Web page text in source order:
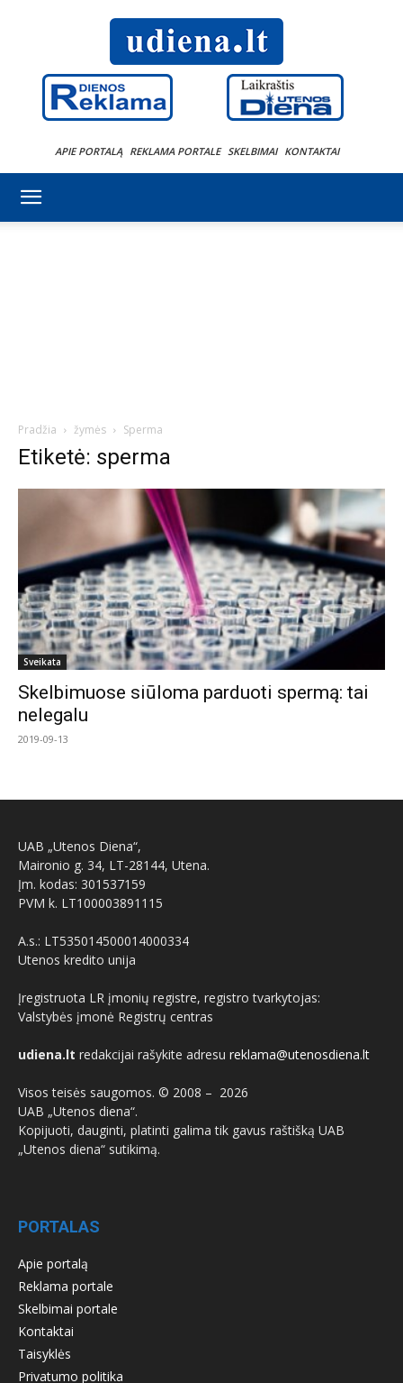
APIE PORTALĄ REKLAMA PORTALE SKELBIMAI KONTAKTAI
Pradžia žymės Sperma
Etiketė: sperma
Sveikata
Skelbimuose siūloma parduoti spermą: tai
nelegalu
2019-09-13
UAB „Utenos Diena“,
Maironio g. 34, LT-28144, Utena.
Įm. kodas: 301537159
PVM k. LT100003891115
A.s.: LT535014500014000334
Utenos kredito unija
Įregistruota LR įmonių registre, registro tvarkytojas:
Valstybės įmonė Registrų centras
udiena.lt redakcijai rašykite adresu reklama@utenosdiena.lt
Visos teisės saugomos. © 2008 – 2026
UAB „Utenos diena“.
Kopijuoti, dauginti, platinti galima tik gavus raštišką UAB
„Utenos diena“ sutikimą.
PORTALAS
Apie portalą
Reklama portale
Skelbimai portale
Kontaktai
Taisyklės
Privatumo politika